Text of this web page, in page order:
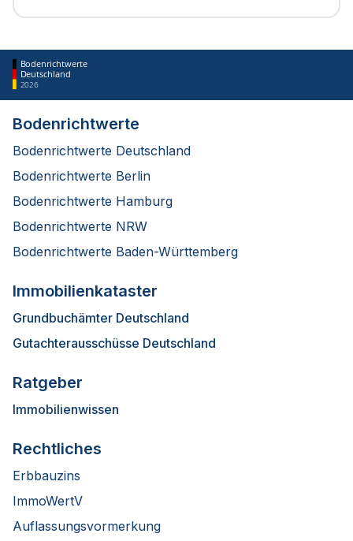
Bodenrichtwerte
Deutschland
2026
Bodenrichtwerte
Bodenrichtwerte Deutschland
Bodenrichtwerte Berlin
Bodenrichtwerte Hamburg
Bodenrichtwerte NRW
Bodenrichtwerte Baden-Württemberg
Immobilienkataster
Grundbuchämter Deutschland
Gutachterausschüsse Deutschland
Ratgeber
Immobilienwissen
Rechtliches
Erbbauzins
ImmoWertV
Auflassungsvormerkung